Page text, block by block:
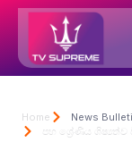
Home
News
පහ ශ්‍රේණිය